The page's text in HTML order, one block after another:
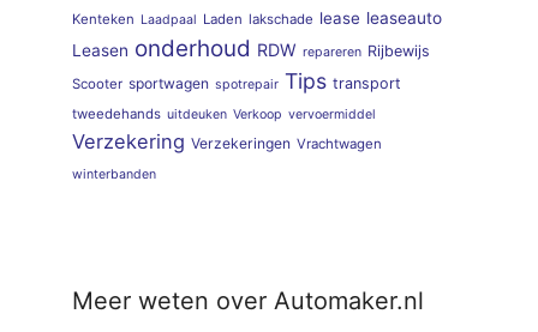
Kenteken Laadpaal Laden lakschade lease leaseauto
Leasen onderhoud RDW repareren Rijbewijs
Scooter sportwagen spotrepair Tips transport
tweedehands uitdeuken Verkoop vervoermiddel
Verzekering Verzekeringen Vrachtwagen
winterbanden
Meer weten over Automaker.nl